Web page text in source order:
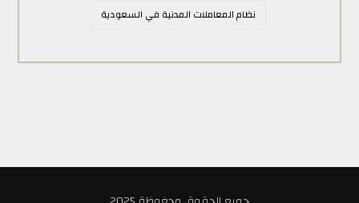
نظام المعاملات المدنية في السعودية